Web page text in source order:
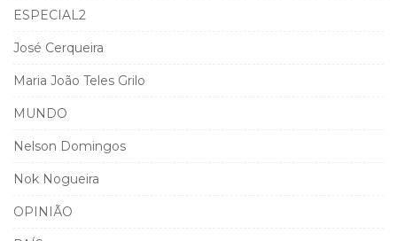
ESPECIAL2
José Cerqueira
Maria João Teles Grilo
MUNDO
Nelson Domingos
Nok Nogueira
OPINIÃO